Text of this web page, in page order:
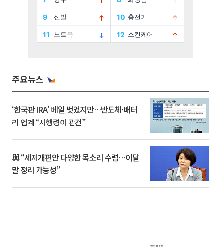
주요뉴스
‘한국판 IRA’ 베일 벗었지만…반도체·배터
리 업계 “시행령이 관건”
與 “세제개편안 다양한 목소리 수렴…이달
말 정리 가능성”